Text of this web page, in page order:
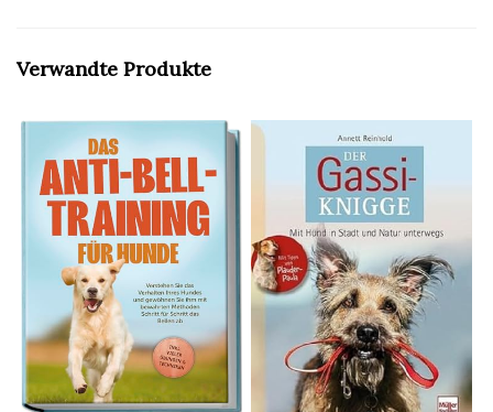
Verwandte Produkte